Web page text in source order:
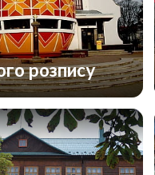
розпису